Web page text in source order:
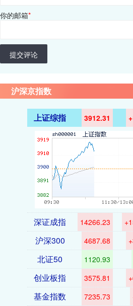
你的邮箱*
提交评论
沪深京指数
上证综指 3912.31
深证成指 14266.23
沪深300 4687.68
北证50 1120.93
创业板指 3575.81
基金指数 7235.73